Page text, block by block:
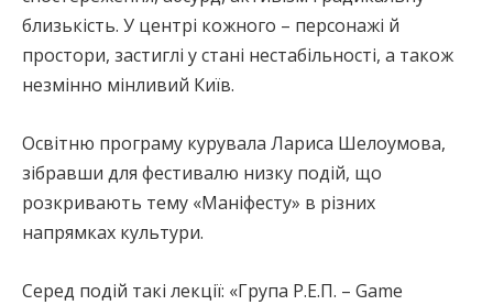
близькість. У центрі кожного – персонажі й
простори, застиглі у стані нестабільності, а також
незмінно мінливий Київ.
Освітню програму курувала Лариса Шелоумова,
зібравши для фестивалю низку подій, що
розкривають тему «Маніфесту» в різних
напрямках культури.
Серед подій такі лекції: «Група Р.Е.П. – Game